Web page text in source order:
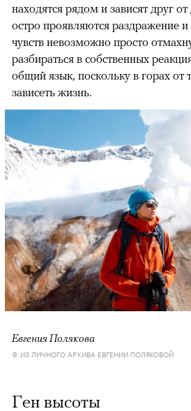
находятся рядом и зависят друг
остро проявляются раздражение
чувств невозможно просто
разбираться в собственных
общий язык, поскольку в горах
зависеть жизнь.
Евгения Полякова
© ИЗ ЛИЧНОГО АРХИВА ЕВГЕНИИ ПОЛЯКОВОЙ
Ген высоты